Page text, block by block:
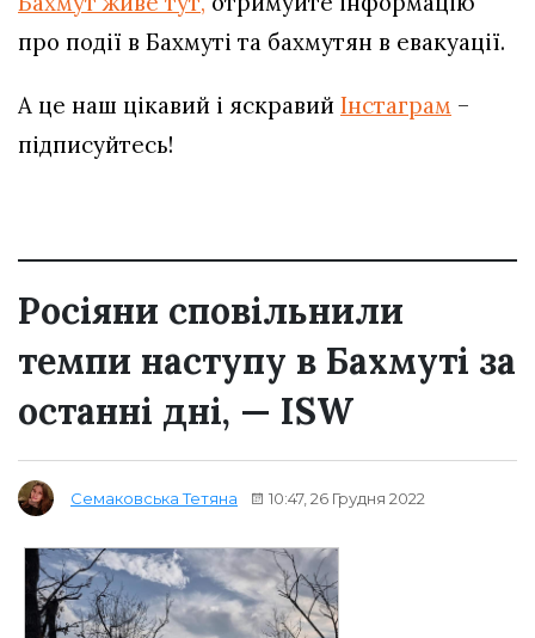
про події в Бахмуті та бахмутян в евакуації.
А це наш цікавий і яскравий Інстаграм –
підписуйтесь!
Росіяни сповільнили
темпи наступу в Бахмуті за
останні дні, — ISW
Семаковська Тетяна 10:47, 26 Грудня 2022